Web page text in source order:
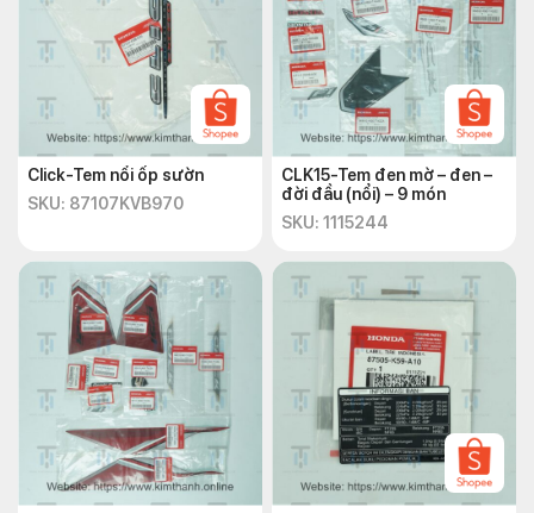
Click-Tem nổi ốp sườn
SKU: 87107KVB970
CLK15-Tem đen mờ – đen –
đời đầu (nổi) – 9 món
SKU: 1115244